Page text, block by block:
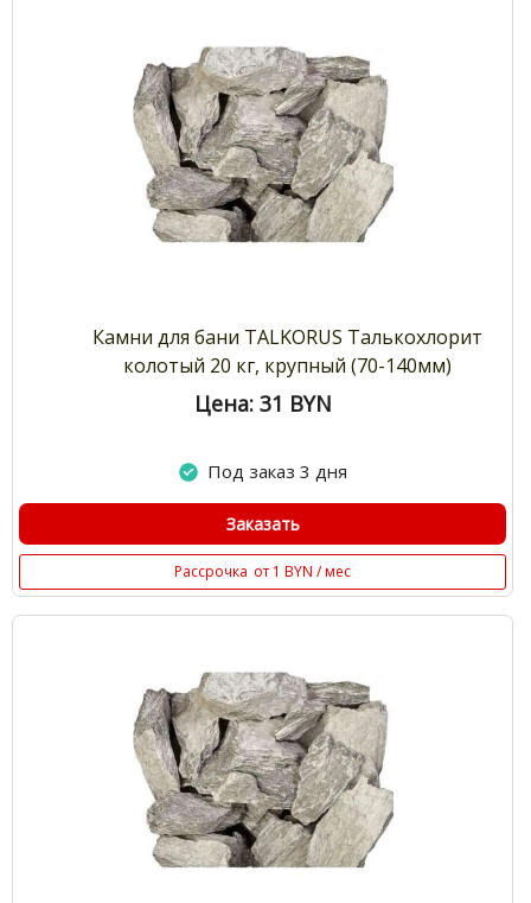
Камни для бани TALKORUS Талькохлорит
колотый 20 кг, крупный (70-140мм)
Цена: 31 BYN
Под заказ 3 дня
Заказать
Рассрочка от 1 BYN / мес